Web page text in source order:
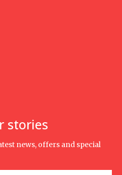
stories
news, offers and special